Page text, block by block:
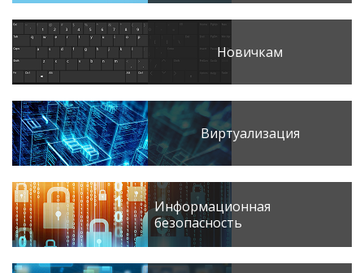
Новичкам
Виртуализация
Информационная
безопасность